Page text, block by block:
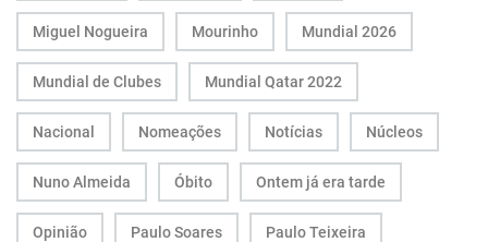
Miguel Nogueira Mourinho Mundial 2026
Mundial de Clubes Mundial Qatar 2022
Nacional Nomeações Notícias Núcleos
Nuno Almeida Óbito Ontem já era tarde
Opinião Paulo Soares Paulo Teixeira